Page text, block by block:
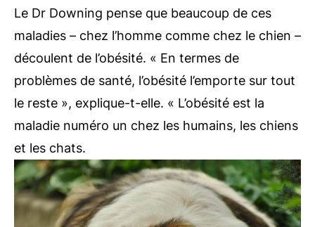
Le Dr Downing pense que beaucoup de ces
maladies – chez l’homme comme chez le chien –
découlent de l’obésité. « En termes de
problèmes de santé, l’obésité l’emporte sur tout
le reste », explique-t-elle. « L’obésité est la
maladie numéro un chez les humains, les chiens
et les chats.